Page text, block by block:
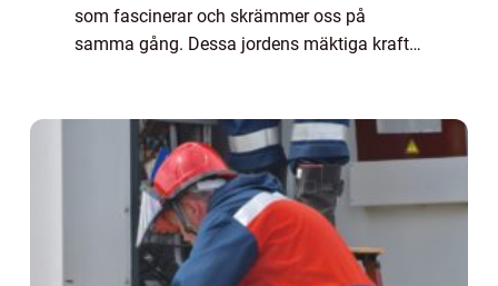
som fascinerar och skrämmer oss på
samma gång. Dessa jordens mäktiga krafter